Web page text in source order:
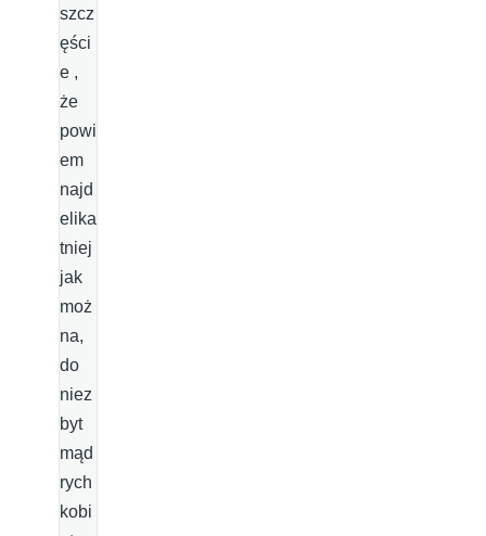
szcz
ęści
e ,
że
powi
em
najd
elika
tniej
jak
moż
na,
do
niez
byt
mąd
rych
kobi